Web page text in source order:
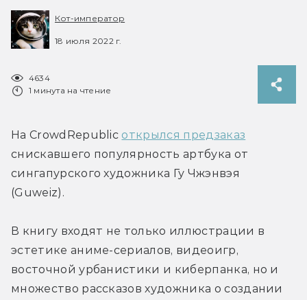
Кот-император
18 июля 2022 г.
4634
1 минута на чтение
На CrowdRepublic открылся предзаказ
снискавшего популярность артбука от
сингапурского художника Гу Чжэнвэя
(Guweiz).
В книгу входят не только иллюстрации в
эстетике аниме-сериалов, видеоигр,
восточной урбанистики и киберпанка, но и
множество рассказов художника о создании